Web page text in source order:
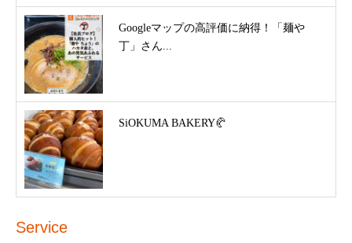
Googleマップの高評価に納得！「麺や
丁」さん...
SiOKUMA BAKERY🥐
Service